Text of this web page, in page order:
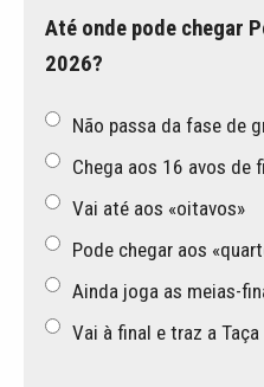
Até onde pode chegar
2026?
Não passa da fase de
Chega aos 16 avos de
Vai até aos «oitavos»
Pode chegar aos
Ainda joga as meias-
Vai à final e traz a Taça